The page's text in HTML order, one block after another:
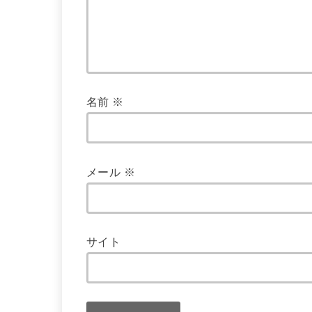
名前 ※
メール ※
サイト